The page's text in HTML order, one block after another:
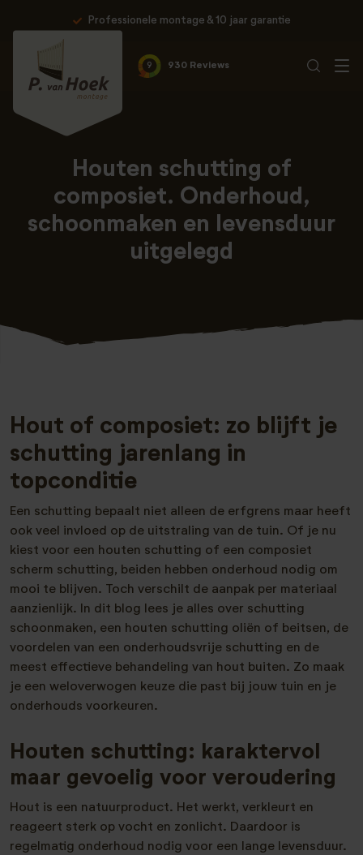
Professionele montage & 10 jaar garantie
9 930 Reviews
Houten schutting of
composiet. Onderhoud,
schoonmaken en levensduur
uitgelegd
Hout of composiet: zo blijft je
schutting jarenlang in
topconditie
Een schutting bepaalt niet alleen de erfgrens maar heeft
ook veel invloed op de uitstraling van de tuin. Of je nu
kiest voor een houten schutting of een composiet
scherm schutting, beiden hebben onderhoud nodig om
mooi te blijven. Toch verschilt de aanpak per materiaal
aanzienlijk. In dit blog lees je alles over schutting
schoonmaken, een houten schutting oliën of beitsen, de
voordelen van een onderhoudsvrije schutting en de
meest effectieve behandeling van hout buiten. Zo maak
je een weloverwogen keuze die past bij jouw tuin en je
onderhouds voorkeuren.
Houten schutting: karaktervol
maar gevoelig voor veroudering
Hout is een natuurproduct. Het werkt, verkleurt en
reageert sterk op vocht en zonlicht. Daardoor is
regelmatig onderhoud nodig voor een lange levensduur.